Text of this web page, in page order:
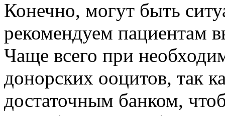
Конечно, могут быть
рекомендуем пациентам
Чаще всего при
донорских ооцитов, так
достаточным банком,